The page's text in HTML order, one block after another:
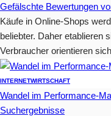
Gefälschte Bewertungen
Käufe in Online-Shops
beliebter. Daher etablieren
Verbraucher orientieren
INTERNETWIRTSCHAFT
Wandel im Performance-
Suchergebnisse